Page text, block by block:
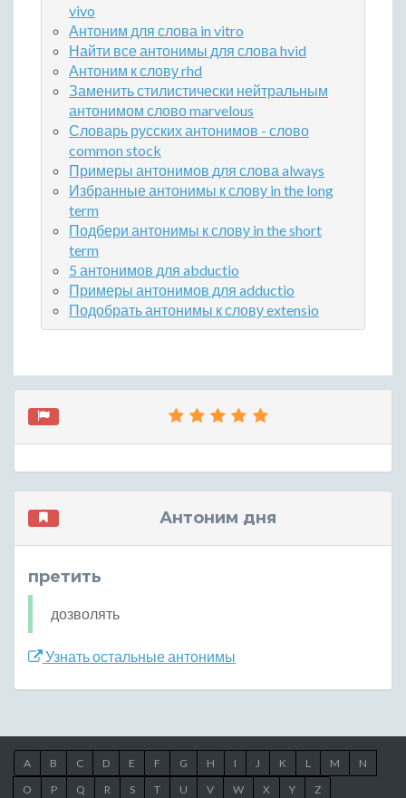
vivo
Антоним для слова in vitro
Найти все антонимы для слова hvid
Антоним к слову rhd
Заменить стилистически нейтральным
антонимом слово marvelous
Словарь русских антонимов - слово
common stock
Примеры антонимов для слова always
Избранные антонимы к слову in the long
term
Подбери антонимы к слову in the short
term
5 антонимов для abductio
Примеры антонимов для adductio
Подобрать антонимы к слову extensio
Антоним дня
претить
дозволять
Узнать остальные антонимы
A B C D E F G H I J K L M
N
O
P Q R S T U V W X Y Z